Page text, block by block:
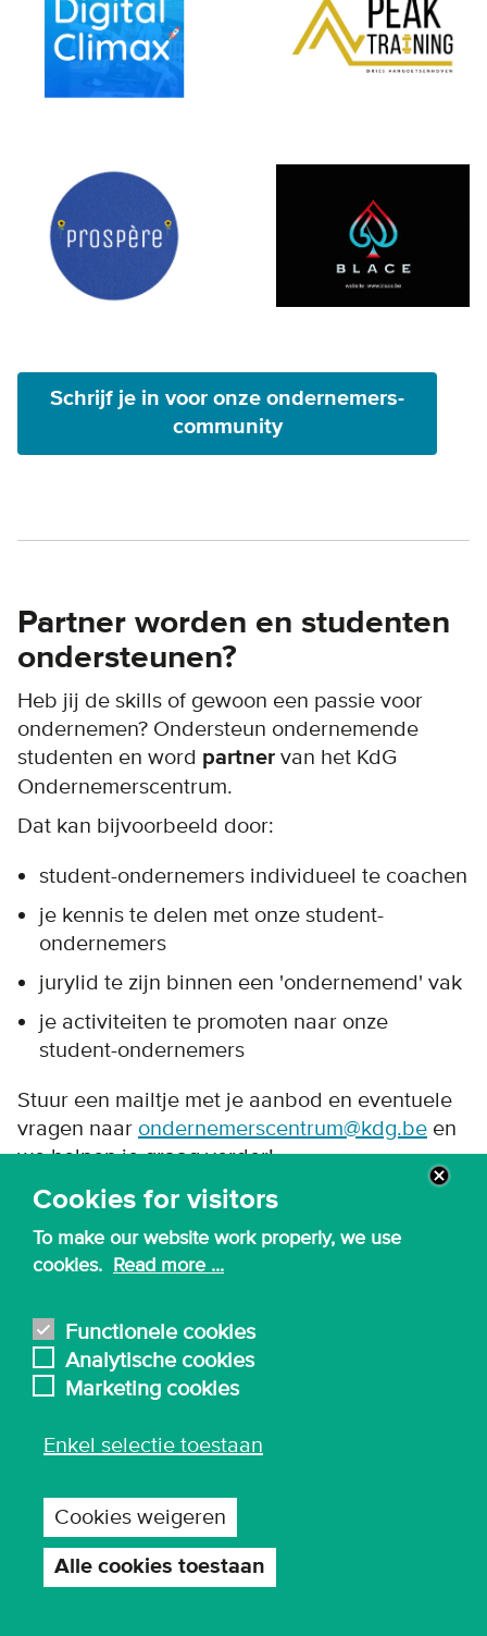
Cookies for visitors
To make our website work properly, we use
cookies. Read more ...
Functionele cookies
Analytische cookies
Marketing cookies
Enkel selectie toestaan
Cookies weigeren
Alle cookies toestaan
Schrijf je in voor onze ondernemers-
community
Partner worden en studenten
ondersteunen?
Heb jij de skills of gewoon een passie voor
ondernemen? Ondersteun ondernemende
studenten en word partner van het KdG
Ondernemerscentrum.
Dat kan bijvoorbeeld door:
student-ondernemers individueel te coachen
je kennis te delen met onze student-
ondernemers
jurylid te zijn binnen een 'ondernemend' vak
je activiteiten te promoten naar onze
student-ondernemers
Stuur een mailtje met je aanbod en eventuele
vragen naar ondernemerscentrum@kdg.be en
we helpen je graag verder!